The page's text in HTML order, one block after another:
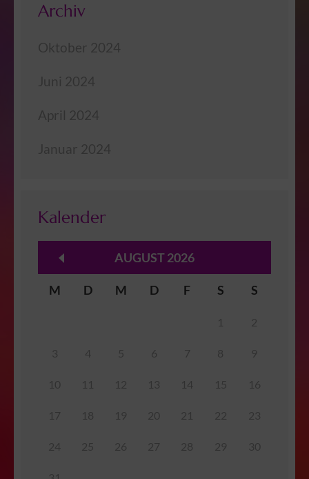
Archiv
Oktober 2024
Juni 2024
April 2024
Januar 2024
Kalender
AUGUST 2026
M D M D F S S
1 2
3 4 5 6 7 8 9
10 11 12 13 14 15 16
17 18 19 20 21 22 23
24 25 26 27 28 29 30